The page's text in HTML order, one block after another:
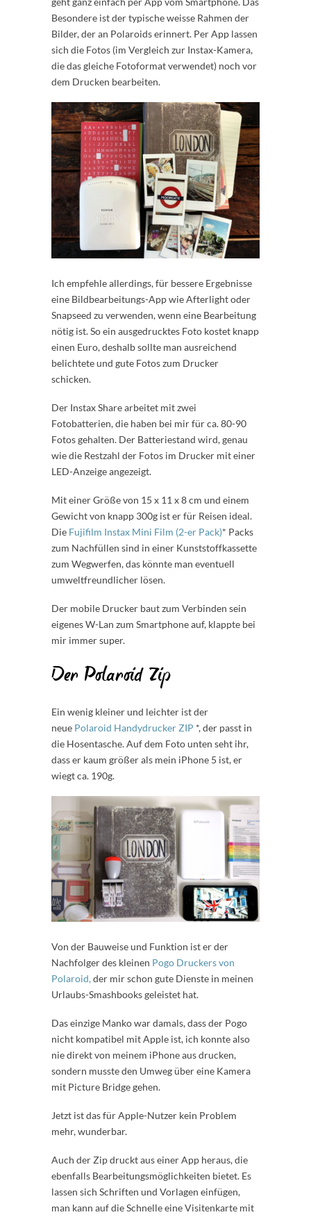
Besondere ist der typische weisse Rahmen der
Bilder, der an Polaroids erinnert. Per App lassen
sich die Fotos (im Vergleich zur Instax-Kamera,
die das gleiche Fotoformat verwendet) noch vor
dem Drucken bearbeiten.
Ich empfehle allerdings, für bessere Ergebnisse
eine Bildbearbeitungs-App wie Afterlight oder
Snapseed zu verwenden, wenn eine Bearbeitung
nötig ist. So ein ausgedrucktes Foto kostet knapp
einen Euro, deshalb sollte man ausreichend
belichtete und gute Fotos zum Drucker
schicken.
Der Instax Share arbeitet mit zwei
Fotobatterien, die haben bei mir für ca. 80-90
Fotos gehalten. Der Batteriestand wird, genau
wie die Restzahl der Fotos im Drucker mit einer
LED-Anzeige angezeigt.
Mit einer Größe von 15 x 11 x 8 cm und einem
Gewicht von knapp 300g ist er für Reisen ideal.
Die Fujifilm Instax Mini Film (2-er Pack)* Packs
zum Nachfüllen sind in einer Kunststoffkassette
zum Wegwerfen, das könnte man eventuell
umweltfreundlicher lösen.
Der mobile Drucker baut zum Verbinden sein
eigenes W-Lan zum Smartphone auf, klappte bei
mir immer super.
Der Polaroid Zip
Ein wenig kleiner und leichter ist der
neue Polaroid Handydrucker ZIP *, der passt in
die Hosentasche. Auf dem Foto unten seht ihr,
dass er kaum größer als mein iPhone 5 ist, er
wiegt ca. 190g.
Von der Bauweise und Funktion ist er der
Nachfolger des kleinen Pogo Druckers von
Polaroid,der mir schon gute Dienste in meinen
Urlaubs-Smashbooks geleistet hat.
Das einzige Manko war damals, dass der Pogo
nicht kompatibel mit Apple ist, ich konnte also
nie direkt von meinem iPhone aus drucken,
sondern musste den Umweg über eine Kamera
mit Picture Bridge gehen.
Jetzt ist das für Apple-Nutzer kein Problem
mehr, wunderbar.
Auch der Zip druckt aus einer App heraus, die
ebenfalls Bearbeitungsmöglichkeiten bietet. Es
lassen sich Schriften und Vorlagen einfügen,
man kann auf die Schnelle eine Visitenkarte mit